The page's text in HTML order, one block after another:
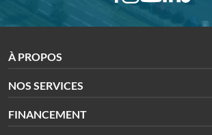
À PROPOS
NOS SERVICES
FINANCEMENT